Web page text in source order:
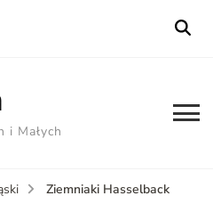
i Małych
Ziemniaki Hasselback